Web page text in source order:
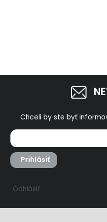
Chceli by ste byť
Prihlásiť
Odhlásiť